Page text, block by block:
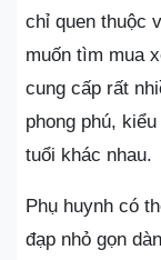
chỉ quen thuộc
muốn tìm mua
cung cấp rất
phong phú,
tuổi khác nhau.
Phụ huynh có
đạp nhỏ gọn